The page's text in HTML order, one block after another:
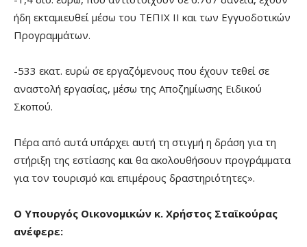
ήδη εκταμιευθεί μέσω του ΤΕΠΙΧ ΙΙ και των Εγγυοδοτικών
Προγραμμάτων.
-533 εκατ. ευρώ σε εργαζόμενους που έχουν τεθεί σε
αναστολή εργασίας, μέσω της Αποζημίωσης Ειδικού
Σκοπού.
Πέρα από αυτά υπάρχει αυτή τη στιγμή η δράση για τη
στήριξη της εστίασης και θα ακολουθήσουν προγράμματα
για τον τουρισμό και επιμέρους δραστηριότητες».
Ο Υπουργός Οικονομικών κ. Χρήστος Σταϊκούρας
ανέφερε: